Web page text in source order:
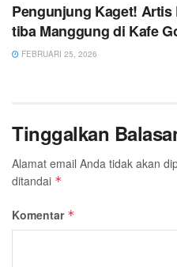
Pengunjung Kaget!
tiba Manggung di Kafe
FEBRUARI 25, 2026
Tinggalkan
Alamat email Anda tidak akan
ditandai *
Komentar *